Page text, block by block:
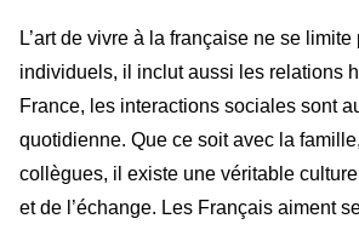
L’art de vivre à la française ne se
individuels, il inclut aussi les relations
France, les interactions sociales sont
quotidienne. Que ce soit avec la
collègues, il existe une véritable
et de l’échange. Les Français aiment